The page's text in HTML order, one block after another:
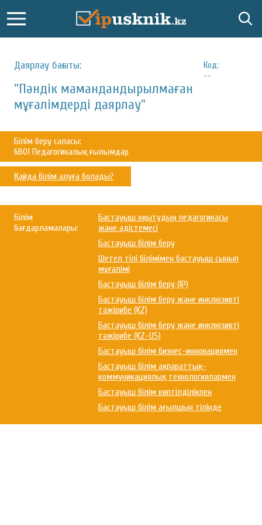
Даярлау бағыты:
Код:
--
"Пәндік мамандандырылмаған
мұғалімдерді даярлау"
Білім беру саласы:
6В01 Педагогикалық ғылымдар
Қайда білім алуға болады?
Білім
бағдарламалары:
Бастауыш оқытудың педагогикасы
және әдістемесі
Бастауыш білім беру
Шетел тілі білімімен бастауыш сынып
мұғалімі
Бастауыш білім беру (IP)
Бастауыш білім беру және инклюзивті
тәжірибе (KZ)
Бастауыш білім беру және инклюзивті
тәжірибе (KZ-US)
Бастауыш білім бизнес-инновациямен
Бастауыш білім ақпараттық-
коммуникациялық технологиялармен
Бастауыш білім көптілділікпен
Бастауыш білім ағылшын тілінде